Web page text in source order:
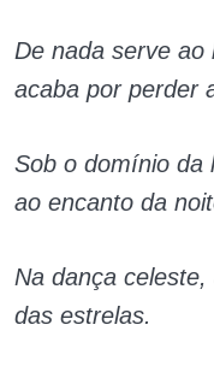
De nada serve
acaba por perder
Sob o domínio da
ao encanto da
Na dança
das estrelas.